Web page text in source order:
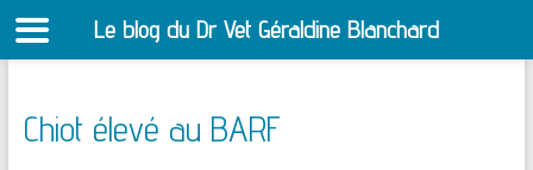
Chiot élevé au BARF
Le blog du Dr Vet Géraldine Blanchard